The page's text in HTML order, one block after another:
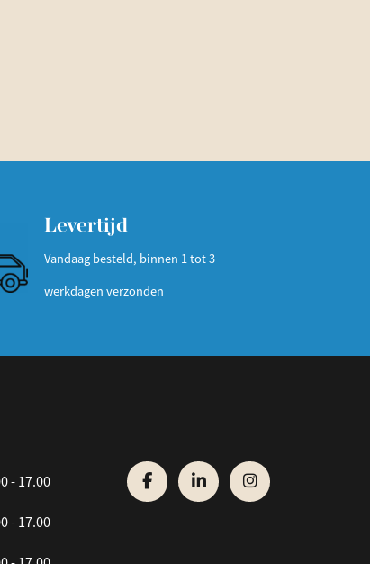
Levertijd
Vandaag besteld, binnen 1 tot 3
werkdagen verzonden
- 17.00
- 17.00